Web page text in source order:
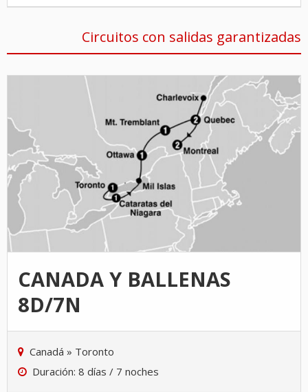
Circuitos con salidas garantizadas
CANADA Y BALLENAS
8D/7N
Canadá » Toronto
Duración: 8 días / 7 noches